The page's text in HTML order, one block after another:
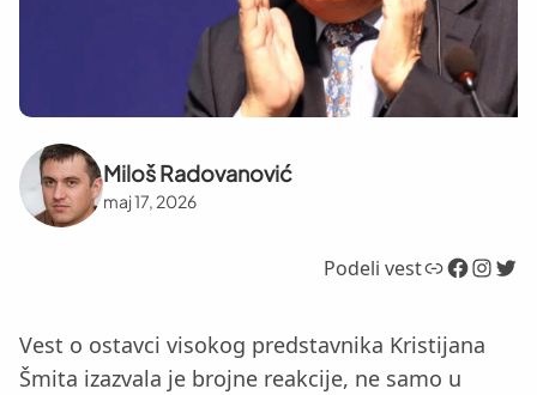
Miloš Radovanović
maj 17, 2026
Podeli vestLink Facebook InstagramTwitter
Vest o ostavci visokog predstavnika Kristijana
Šmita izazvala je brojne reakcije, ne samo u